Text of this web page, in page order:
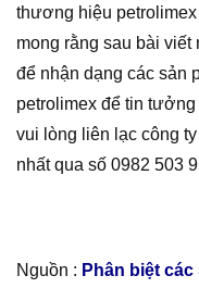
thương hiệu
mong rằng sau bài
để nhận dạng các sản
petrolimex để tin
vui lòng liên lạc công
nhất qua số 0982 503
Nguồn : Phân biệt